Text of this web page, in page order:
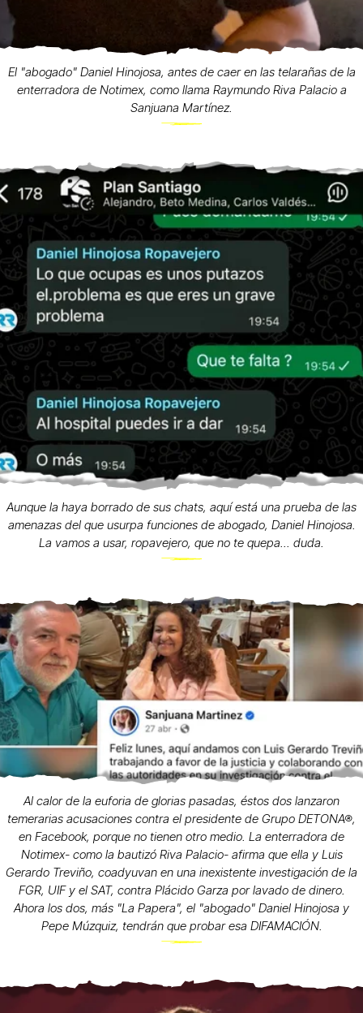
El "abogado" Daniel Hinojosa, antes de caer en las telarañas de la
enterradora de Notimex, como llama Raymundo Riva Palacio a
Sanjuana Martínez.
Aunque la haya borrado de sus chats, aquí está una prueba de las
amenazas del que usurpa funciones de abogado, Daniel Hinojosa.
La vamos a usar, ropavejero, que no te quepa... duda.
Al calor de la euforia de glorias pasadas, éstos dos lanzaron
temerarias acusaciones contra el presidente de Grupo DETONA®,
en Facebook, porque no tienen otro medio. La enterradora de
Notimex- como la bautizó Riva Palacio- afirma que ella y Luis
Gerardo Treviño, coadyuvan en una inexistente investigación de la
FGR, UIF y el SAT, contra Plácido Garza por lavado de dinero.
Ahora los dos, más "La Papera", el "abogado" Daniel Hinojosa y
Pepe Múzquiz, tendrán que probar esa DIFAMACIÓN.